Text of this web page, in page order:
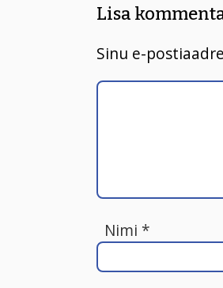
Lisa
Sinu e-
Nimi *